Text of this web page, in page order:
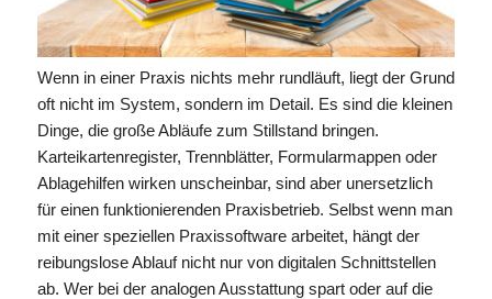
Wenn in einer Praxis nichts mehr rundläuft, liegt der Grund
oft nicht im System, sondern im Detail. Es sind die kleinen
Dinge, die große Abläufe zum Stillstand bringen.
Karteikartenregister, Trennblätter, Formularmappen oder
Ablagehilfen wirken unscheinbar, sind aber unersetzlich
für einen funktionierenden Praxisbetrieb. Selbst wenn man
mit einer speziellen Praxissoftware arbeitet, hängt der
reibungslose Ablauf nicht nur von digitalen Schnittstellen
ab. Wer bei der analogen Ausstattung spart oder auf die